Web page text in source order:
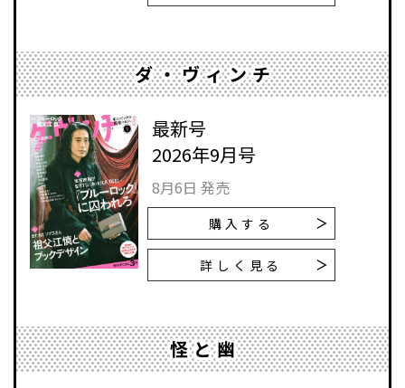
ダ・ヴィンチ
最新号
2026年9月号
8月6日 発売
購入する
詳しく見る
怪と幽